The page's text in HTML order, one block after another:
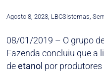
Agosto 8, 2023, LBCSistemas,
08/01/2019 – O grupo
Fazenda concluiu que a
deetanol por